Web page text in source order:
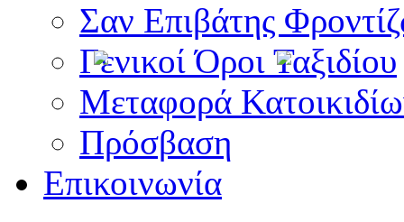
Σαν Επιβάτης
Γενικοί Όροι Ταξιδίου
Μεταφορά
Πρόσβαση
Επικοινωνία